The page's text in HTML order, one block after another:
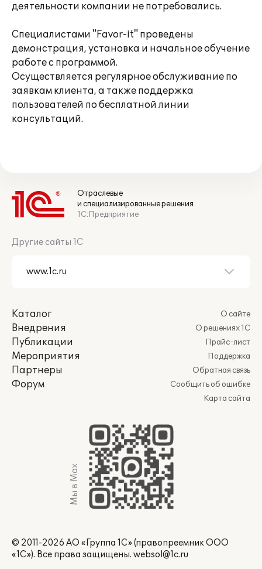
деятельности компании не потребовались.
Специалистами "Favor-it" проведены
демонстрация, установка и начальное обучение
работе с программой.
Осуществляется регулярное обслуживание по
заявкам клиента, а также поддержка
пользователей по бесплатной линии
консультаций.
Отраслевые
и специализированные решения
1С:Предприятие
Другие сайты 1С
Каталог
Внедрения
Публикации
Мероприятия
Партнеры
Форум
О сайте
О решениях 1С
Прайс-лист
Поддержка
Обратная связь
Сообщить об ошибке
Карта сайта
Мы в Max
© 2011-2026 АО «Группа 1С» (правопреемник ООО
«1С»). Все права защищены. websol@1c.ru